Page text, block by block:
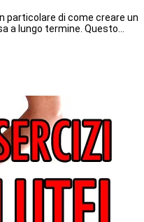
particolare di come creare un
a lungo termine. Questo…